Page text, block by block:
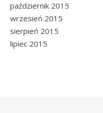
październik 2015
wrzesień 2015
sierpień 2015
lipiec 2015